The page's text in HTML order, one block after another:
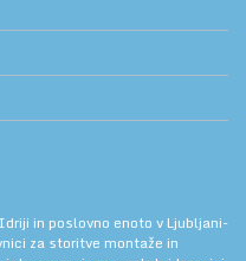
in poslovno enoto v Ljubljani-
za storitve montaže in